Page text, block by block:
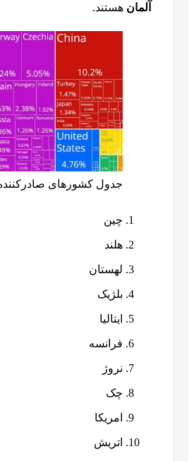
آلمان هستند.
جدول کشورهای صادرکننده
چین
هلند
لهستان
بلژیک
ایتالیا
فرانسه
نروژ
چک
امریکا
اتریش